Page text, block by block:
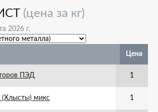
(цена за кг)
2026 г.
Цена
ПЭД 1
(Хлысты) микс 1